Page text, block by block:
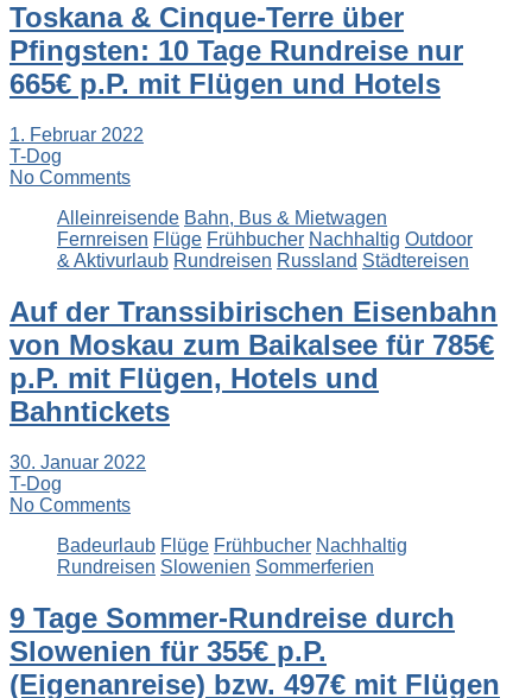
Toskana & Cinque-Terre über
Pfingsten: 10 Tage Rundreise nur
665€ p.P. mit Flügen und Hotels
1. Februar 2022
T-Dog
No Comments
Alleinreisende Bahn, Bus & Mietwagen
Fernreisen Flüge Frühbucher Nachhaltig Outdoor
& Aktivurlaub Rundreisen Russland Städtereisen
Auf der Transsibirischen Eisenbahn
von Moskau zum Baikalsee für 785€
p.P. mit Flügen, Hotels und
Bahntickets
30. Januar 2022
T-Dog
No Comments
Badeurlaub Flüge Frühbucher Nachhaltig
Rundreisen Slowenien Sommerferien
9 Tage Sommer-Rundreise durch
Slowenien für 355€ p.P.
(Eigenanreise) bzw. 497€ mit Flügen